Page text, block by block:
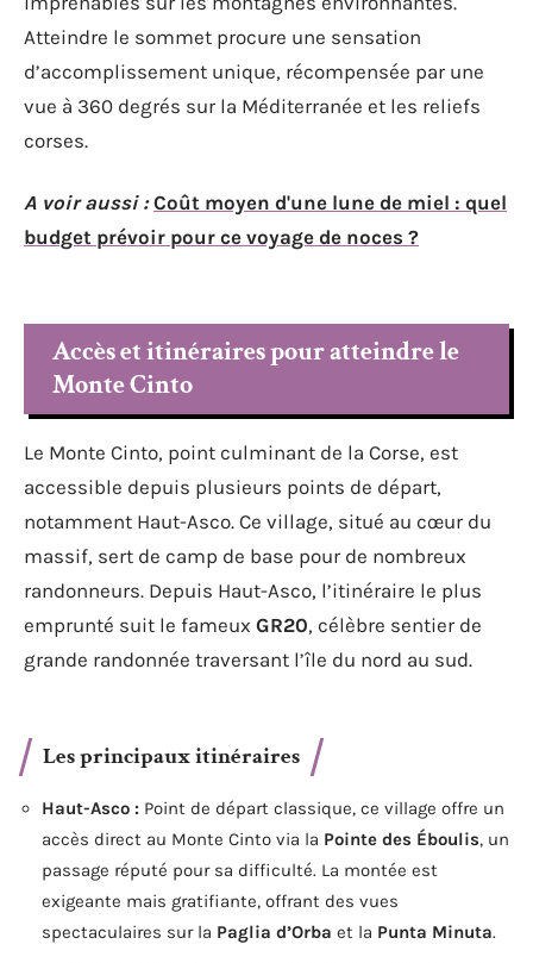
Atteindre le sommet procure une sensation
d’accomplissement unique, récompensée par une
vue à 360 degrés sur la Méditerranée et les reliefs
corses.
A voir aussi : Coût moyen d'une lune de miel : quel
budget prévoir pour ce voyage de noces ?
Accès et itinéraires pour atteindre le
Monte Cinto
Le Monte Cinto, point culminant de la Corse, est
accessible depuis plusieurs points de départ,
notamment Haut-Asco. Ce village, situé au cœur du
massif, sert de camp de base pour de nombreux
randonneurs. Depuis Haut-Asco, l’itinéraire le plus
emprunté suit le fameux GR20, célèbre sentier de
grande randonnée traversant l’île du nord au sud.
Les principaux itinéraires
Haut-Asco : Point de départ classique, ce village offre un
accès direct au Monte Cinto via la Pointe des Éboulis, un
passage réputé pour sa difficulté. La montée est
exigeante mais gratifiante, offrant des vues
spectaculaires sur la Paglia d’Orba et la Punta Minuta.